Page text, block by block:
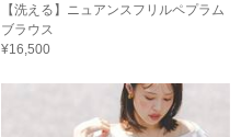
【洗える】ニュアンスフリルペプラム
ブラウス
¥16,500